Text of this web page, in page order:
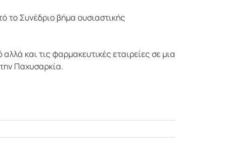
το Συνέδριο βήμα ουσιαστικής
και τις φαρμακευτικές εταιρείες σε μια
Παχυσαρκία.